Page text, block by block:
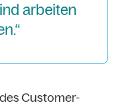
arbeiten
Customer-